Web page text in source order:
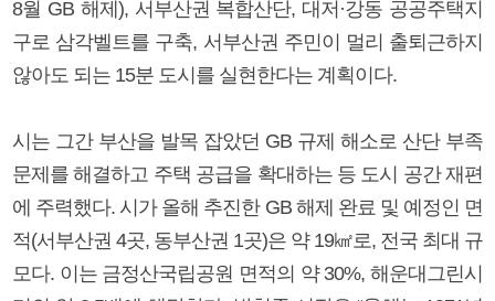
8월 GB 해제), 서부산권 복합산단, 대저·강동 공공주택지
구로 삼각벨트를 구축, 서부산권 주민이 멀리 출퇴근하지
않아도 되는 15분 도시를 실현한다는 계획이다.
시는 그간 부산을 발목 잡았던 GB 규제 해소로 산단 부족
문제를 해결하고 주택 공급을 확대하는 등 도시 공간 재편
에 주력했다. 시가 올해 추진한 GB 해제 완료 및 예정인 면
적(서부산권 4곳, 동부산권 1곳)은 약 19㎢로, 전국 최대 규
모다. 이는 금정산국립공원 면적의 약 30%, 해운대그린시